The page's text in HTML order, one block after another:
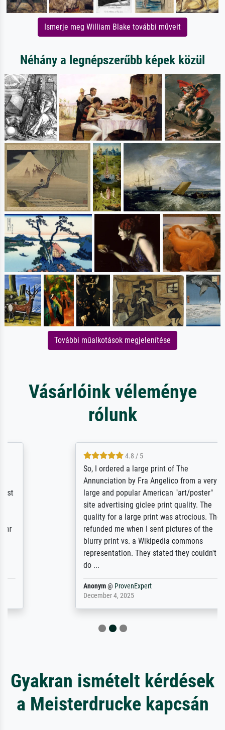
Ismerje meg William Blake további műveit
Néhány a legnépszerűbb képek közül
További műalkotások megjelenítése
Vásárlóink véleménye
rólunk
4.8 / 5
So, I ordered a large print of The
Annunciation by Fra Angelico from a very
large and popular American "art/poster"
site advertising giclee print quality. The
quality for a large print was atrocious. They
refunded me when I sent pictures of the
blurry print vs. a Wikipedia commons
representation. They stated they couldn't
ProvenExpert
December 4, 2025
Gyakran ismételt kérdések
a Meisterdrucke kapcsán